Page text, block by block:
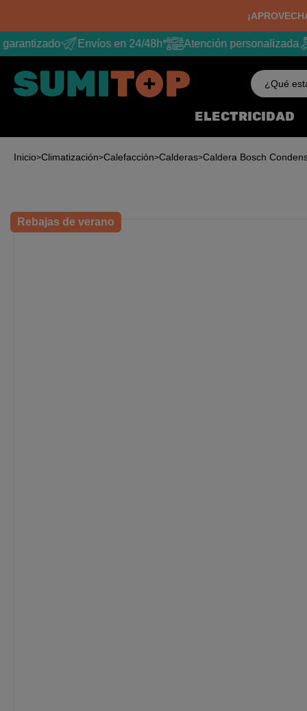
Envíos en 24/48h* Atención personalizada
¿Qué
ELECTRICIDAD
Inicio Climatización Calefacción Calderas Caldera Bosch
Rebajas de verano